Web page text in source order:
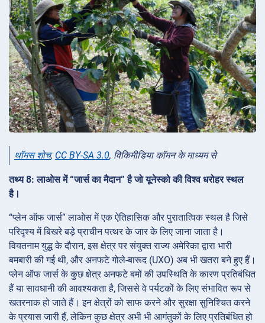
थॉमस शोच, CC BY-SA 3.0, विकिमीडिया कॉमन के माध्यम से
तथ्य 8: लाओस में “जार्स का मैदान” है जो यूनेस्को की विश्व धरोहर स्थल
है।
“प्लेन ऑफ जार्स” लाओस में एक ऐतिहासिक और पुरातात्विक स्थल है जिसे
परिदृश्य में बिखरे बड़े प्राचीन पत्थर के जार के लिए जाना जाता है।
वियतनाम युद्ध के दौरान, इस क्षेत्र पर संयुक्त राज्य अमेरिका द्वारा भारी
बमबारी की गई थी, और अनफटे गोले-बारूद (UXO) अब भी खतरा बने हुए हैं।
प्लेन ऑफ जार्स के कुछ क्षेत्र अनफटे बमों की उपस्थिति के कारण प्रतिबंधित
हैं या सावधानी की आवश्यकता है, जिससे वे पर्यटकों के लिए संभावित रूप से
खतरनाक हो जाते हैं। इन क्षेत्रों को साफ करने और सुरक्षा सुनिश्चित करने
के प्रयास जारी हैं, लेकिन कुछ क्षेत्र अभी भी आगंतुकों के लिए प्रतिबंधित हो